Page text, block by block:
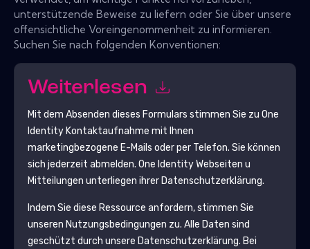
unterstützende Beweise zu liefern oder Sie über unsere
offensichtliche Voreingenommenheit zu informieren.
Suchen Sie nach folgenden Konventionen:
Weiterlesen
Mit dem Absenden dieses Formulars stimmen Sie zu One
IdentityKontaktaufnahme mit Ihnen
marketingbezogene E-Mails oder per Telefon. Sie können
sich jederzeit abmelden. One IdentityWebseiten u
Mitteilungen unterliegen ihrer Datenschutzerklärung.
Indem Sie diese Ressource anfordern, stimmen Sie
unseren Nutzungsbedingungen zu. Alle Daten sind
geschützt durch unsere Datenschutzerklärung. Bei